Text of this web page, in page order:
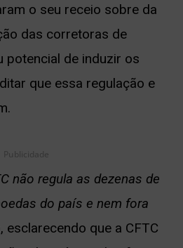
o seu receio sobre da
das corretoras de
potencial de induzir os
que essa regulação e
Publicidade
não regula as dezenas de
do país e nem fora
esclarecendo que a CFTC